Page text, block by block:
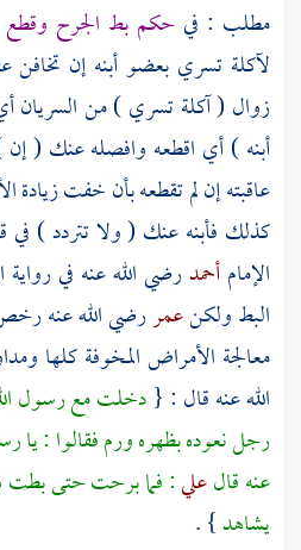
مطلب : في حكم بط الجرح
لآكلة تسري بعضو أبنه إن
زوال ( آكلة تسري ) من
أبنه ) أي اقطعه وافصله عنك (
عاقبته إن لم تقطعه بأن خفت زيادة
كذلك فأبنه عنك ( ولا تتردد ) في
الإمامأحمدرضي الله عنه في رواية
البط ولكنعمررضي الله عنه
معالجة الأمراض المخوفة كلها
الله عنه قال : {دخلت مع رسول
رجل نعوده بظهره ورم فقالوا : يا
عنه قالعلي: فما برحت حتى بطت
يشاهد} .